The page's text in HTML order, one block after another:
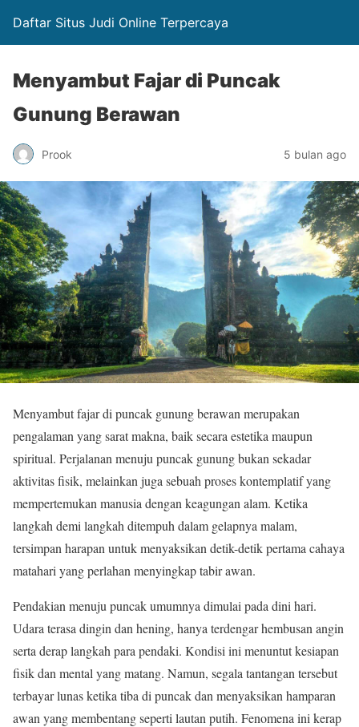
Daftar Situs Judi Online Terpercaya
Menyambut Fajar di Puncak
Gunung Berawan
Prook 5 bulan ago
Menyambut fajar di puncak gunung berawan merupakan
pengalaman yang sarat makna, baik secara estetika maupun
spiritual. Perjalanan menuju puncak gunung bukan sekadar
aktivitas fisik, melainkan juga sebuah proses kontemplatif yang
mempertemukan manusia dengan keagungan alam. Ketika
langkah demi langkah ditempuh dalam gelapnya malam,
tersimpan harapan untuk menyaksikan detik-detik pertama cahaya
matahari yang perlahan menyingkap tabir awan.
Pendakian menuju puncak umumnya dimulai pada dini hari.
Udara terasa dingin dan hening, hanya terdengar hembusan angin
serta derap langkah para pendaki. Kondisi ini menuntut kesiapan
fisik dan mental yang matang. Namun, segala tantangan tersebut
terbayar lunas ketika tiba di puncak dan menyaksikan hamparan
awan yang membentang seperti lautan putih. Fenomena ini kerap